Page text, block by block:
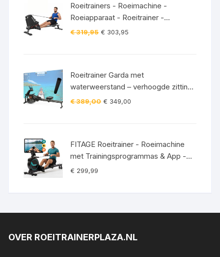
Roeitrainers - Roeimachine -
Roeiapparaat - Roeitrainer -
Crosstrainer - Inklapbaar - Zwart
€319,95 Oorspronkelijke
€ 303,95
Roeitrainer Garda met
waterweerstand – verhoogde zitting
– Bluetooth – 120 kg incl.
€389,00 Oorspronkelijke
€ 349,00
FITAGE Roeitrainer - Roeimachine
met Trainingsprogrammas & App -
Inklapbaar Roeiapparaat met 16
€ 299,99
OVER ROEITRAINERPLAZA.NL